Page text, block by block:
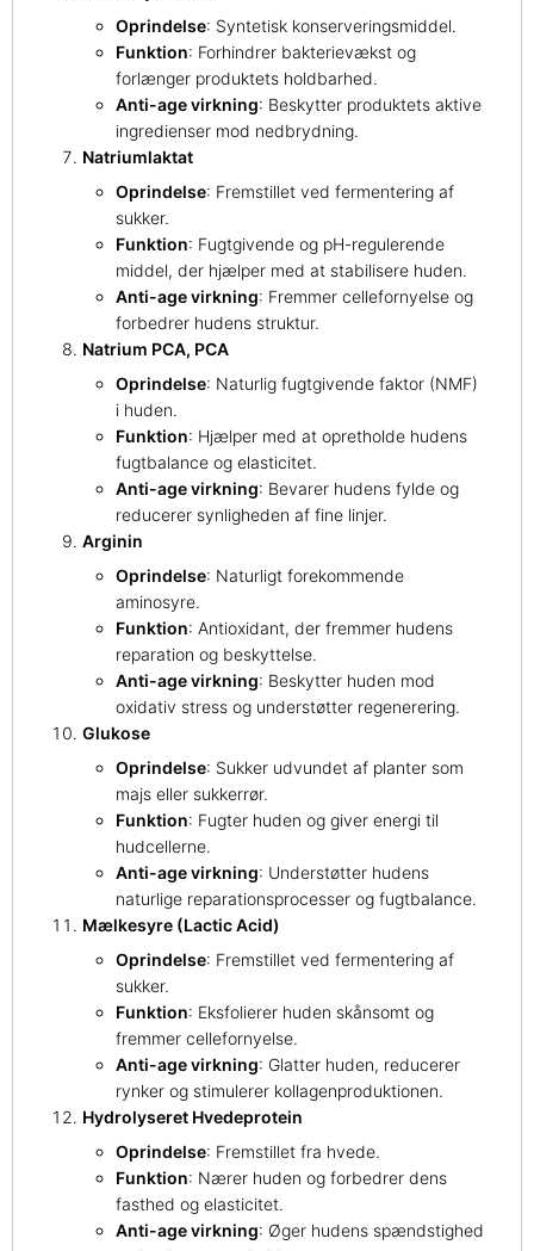
Oprindelse: Syntetisk konserveringsmiddel.
Funktion: Forhindrer bakterievækst og
forlænger produktets holdbarhed.
Anti-age virkning: Beskytter produktets aktive
ingredienser mod nedbrydning.
Natriumlaktat
Oprindelse: Fremstillet ved fermentering af
sukker.
Funktion: Fugtgivende og pH-regulerende
middel, der hjælper med at stabilisere huden.
Anti-age virkning: Fremmer cellefornyelse og
forbedrer hudens struktur.
Natrium PCA, PCA
Oprindelse: Naturlig fugtgivende faktor (NMF)
i huden.
Funktion: Hjælper med at opretholde hudens
fugtbalance og elasticitet.
Anti-age virkning: Bevarer hudens fylde og
reducerer synligheden af fine linjer.
Arginin
Oprindelse: Naturligt forekommende
aminosyre.
Funktion: Antioxidant, der fremmer hudens
reparation og beskyttelse.
Anti-age virkning: Beskytter huden mod
oxidativ stress og understøtter regenerering.
Glukose
Oprindelse: Sukker udvundet af planter som
majs eller sukkerrør.
Funktion: Fugter huden og giver energi til
hudcellerne.
Anti-age virkning: Understøtter hudens
naturlige reparationsprocesser og fugtbalance.
Mælkesyre (Lactic Acid)
Oprindelse: Fremstillet ved fermentering af
sukker.
Funktion: Eksfolierer huden skånsomt og
fremmer cellefornyelse.
Anti-age virkning: Glatter huden, reducerer
rynker og stimulerer kollagenproduktionen.
Hydrolyseret Hvedeprotein
Oprindelse: Fremstillet fra hvede.
Funktion: Nærer huden og forbedrer dens
fasthed og elasticitet.
Anti-age virkning: Øger hudens spændstighed